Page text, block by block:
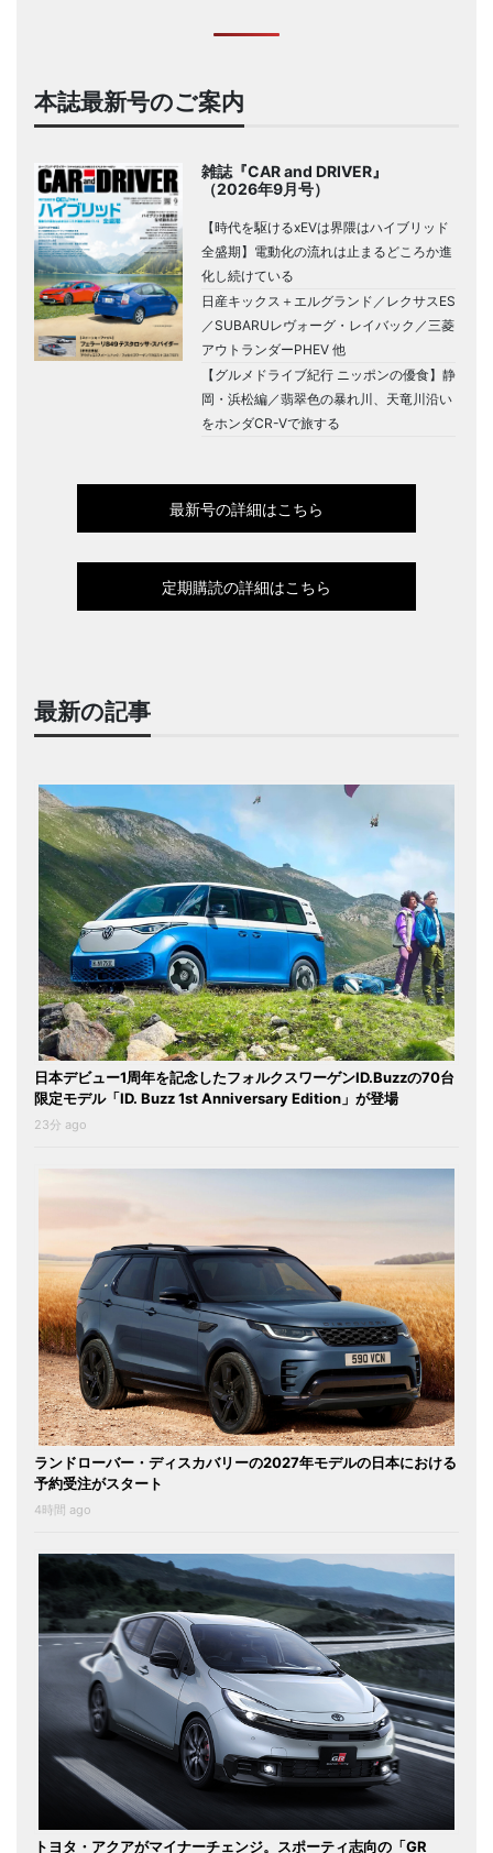
本誌最新号のご案内
雑誌『CAR and DRIVER』
（2026年9月号）
【時代を駆けるxEVは界隈はハイブリッド
全盛期】電動化の流れは止まるどころか進
化し続けている
日産キックス＋エルグランド／レクサスES
／SUBARUレヴォーグ・レイバック／三菱
アウトランダーPHEV 他
【グルメドライブ紀行 ニッポンの優食】静
岡・浜松編／翡翠色の暴れ川、天竜川沿い
をホンダCR-Vで旅する
最新号の詳細はこちら
定期購読の詳細はこちら
最新の記事
日本デビュー1周年を記念したフォルクスワーゲンID.Buzzの70台
限定モデル「ID. Buzz 1st Anniversary Edition」が登場
23分 ago
ランドローバー・ディスカバリーの2027年モデルの日本における
予約受注がスタート
4時間 ago
トヨタ・アクアがマイナーチェンジ。スポーティ志向の「GR